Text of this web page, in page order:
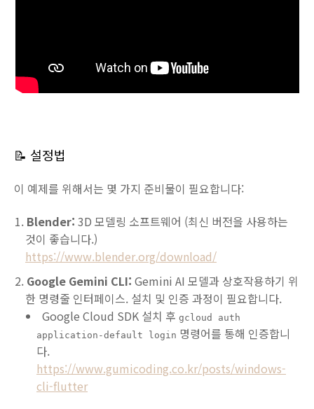
📝 설정법
이 예제를 위해서는 몇 가지 준비물이 필요합니다:
Blender: 3D 모델링 소프트웨어 (최신 버전을 사용하는
것이 좋습니다.)
https://www.blender.org/download/
Google Gemini CLI: Gemini AI 모델과 상호작용하기 위
한 명령줄 인터페이스. 설치 및 인증 과정이 필요합니다.
Google Cloud SDK 설치 후 gcloud auth
application-default login 명령어를 통해 인증합니
다.
https://www.gumicoding.co.kr/posts/windows-
cli-flutter